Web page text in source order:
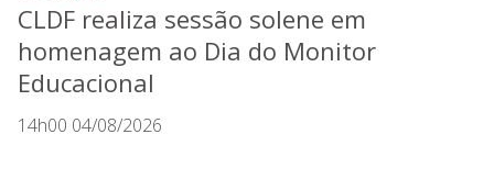
CLDF realiza sessão solene em
homenagem ao Dia do Monitor
Educacional
14h00 04/08/2026